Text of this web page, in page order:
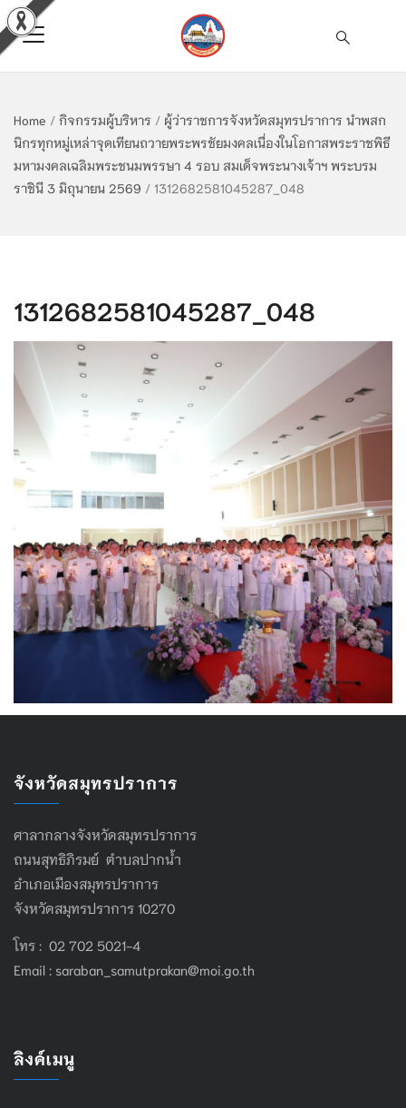
Home / กิจกรรมผู้บริหาร / ผู้ว่าราชการจังหวัดสมุทรปราการ นำพสก
นิกรทุกหมู่เหล่าจุดเทียนถวายพระพรชัยมงคลเนื่องในโอกาสพระราชพิธี
มหามงคลเฉลิมพระชนมพรรษา 4 รอบ สมเด็จพระนางเจ้าฯ พระบรม
ราชินี 3 มิถุนายน 2569 / 1312682581045287_048
1312682581045287_048
จังหวัดสมุทรปราการ
ศาลากลางจังหวัดสมุทรปราการ
ถนนสุทธิภิรมย์ ตำบลปากน้ำ
อำเภอเมืองสมุทรปราการ
จังหวัดสมุทรปราการ 10270
โทร : 02 702 5021-4
Email : saraban_samutprakan@moi.go.th
ลิงค์เมนู